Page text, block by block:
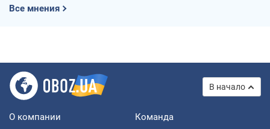
Все мнения
В начало
О компании Команда